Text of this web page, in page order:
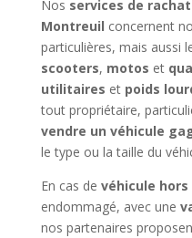
Nos services de
Montreuil concernent
particulières, mais aussi
scooters, motos et
utilitaires et poids
tout propriétaire,
vendre un véhicule
le type ou la taille du
En cas de véhicule hors
endommagé, avec une
nos partenaires